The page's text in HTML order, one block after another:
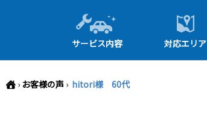
サービス内容 対応エリア
› お客様の声 › hitori様 60代